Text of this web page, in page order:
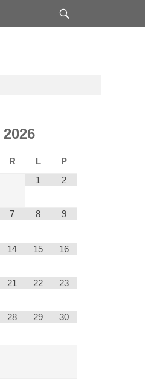
2026
R L
P
1
2
7 8 9
14 15 16
21 22 23
28 29 30